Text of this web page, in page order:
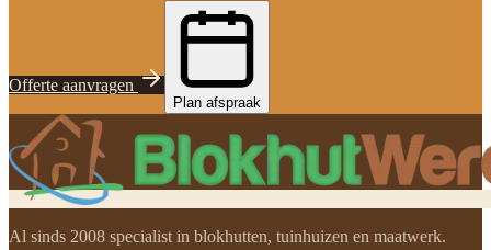
Offerte aanvragen
Plan afspraak
Al sinds 2008 specialist in blokhutten, tuinhuizen en maatwerk.